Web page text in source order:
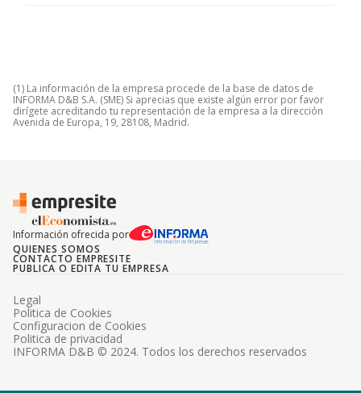
(1) La información de la empresa procede de la base de datos de
INFORMA D&B S.A. (SME) Si aprecias que existe algún error por favor
dirígete acreditando tu representación de la empresa a la dirección
Avenida de Europa, 19, 28108, Madrid.
Información ofrecida por
QUIENES SOMOS
CONTACTO EMPRESITE
PUBLICA O EDITA TU EMPRESA
INFORMA D&B © 2024. Todos los derechos reservados
Legal
Politica de Cookies
Configuracion de Cookies
Politica de privacidad